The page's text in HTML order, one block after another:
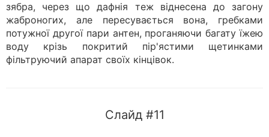
зябра, через що дафнія теж віднесена до загону
жаброногих, але пересувається вона, гребками
потужної другої пари антен, проганяючи багату їжею
воду крізь покритий пір'ястими щетинками
фільтруючий апарат своїх кінцівок.
Слайд #11